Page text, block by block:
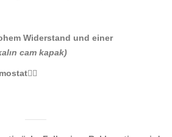
Widerstand und einer
cam kapak)
👍🏼